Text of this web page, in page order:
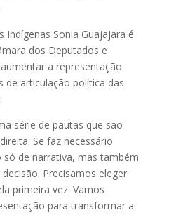
Indígenas Sonia Guajajara é
dos Deputados e
a representação
de articulação política das
série de pautas que são
Se faz necessário
de narrativa, mas também
Precisamos eleger
primeira vez. Vamos
para transformar a